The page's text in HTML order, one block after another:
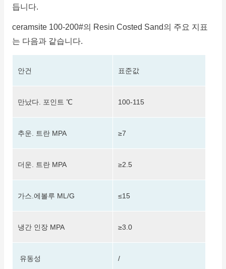
듭니다.
ceramsite 100-200#의 Resin Costed Sand의 주요 지표
는 다음과 같습니다.
안건 표준값
만났다. 포인트 ℃ 100-115
추운. 트란 MPA ≥7
더운. 트란 MPA ≥2.5
가스.에볼루 ML/G ≤15
냉간 인장 MPA ≥3.0
유동성 /